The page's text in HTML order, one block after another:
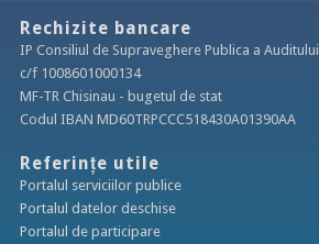
Rechizite bancare
IP Consiliul de Supraveghere Publica a Auditului
c/f 1008601000134
MF-TR Chisinau - bugetul de stat
Codul IBAN MD60TRPCCC518430A01390AA
Referințe utile
Portalul serviciilor publice
Portalul datelor deschise
Portalul de participare